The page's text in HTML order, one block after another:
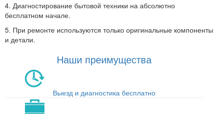
4. Диагностирование бытовой техники на абсолютно
бесплатном начале.
5. При ремонте используются только оригинальные компоненты
и детали.
Наши преимущества
Выезд и диагностика бесплатно